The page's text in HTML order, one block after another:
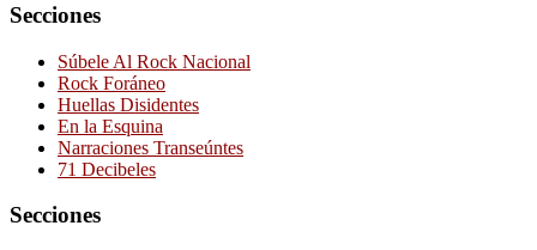
Secciones
Súbele Al Rock Nacional
Rock Foráneo
Huellas Disidentes
En la Esquina
Narraciones Transeúntes
71 Decibeles
Secciones